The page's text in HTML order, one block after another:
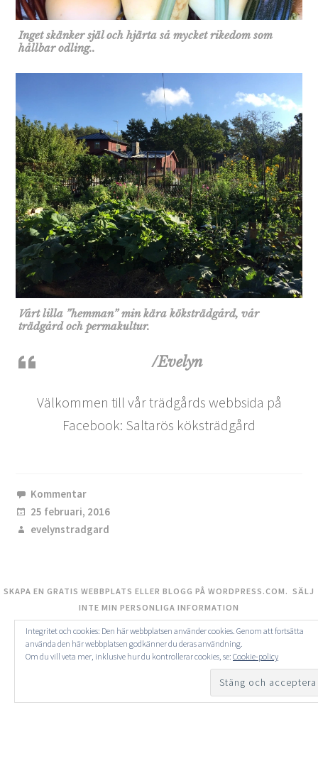
Inget skänker själ och hjärta så mycket rikedom som
hållbar odling..
Vårt lilla ”hemman” min kära köksträdgård, vår
trädgård och permakultur.
/Evelyn
Välkommen till vår trädgårds webbsida på
Facebook: Saltarös köksträdgård
Kommentar
25 februari, 2016
evelynstradgard
SKAPA EN GRATIS WEBBPLATS ELLER BLOGG PÅ WORDPRESS.COM. SÄLJ
INTE MIN PERSONLIGA INFORMATION
Integritet och cookies: Den här webbplatsen använder cookies. Genom att fortsätta
använda den här webbplatsen godkänner du deras användning.
Om du vill veta mer, inklusive hur du kontrollerar cookies, se: Cookie-policy